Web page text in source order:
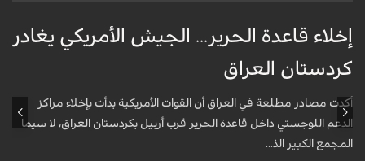
إخلاء قاعدة الحرير... الجيش الأمريكي يغادر
كردستان العراق
أكدت مصادر مطلعة في العراق أن القوات الأمريكية بدأت بإخلاء مراكز
الدعم اللوجستي داخل قاعدة الحرير قرب أربيل بكردستان العراق، لا سيما
المجمع الكبير الذ...